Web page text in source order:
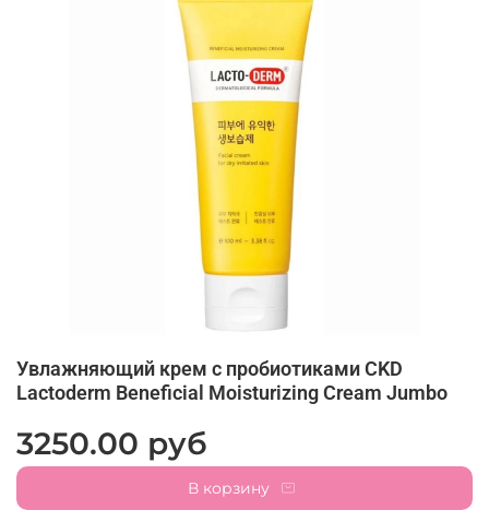
Увлажняющий крем с пробиотиками CKD
Lactoderm Beneficial Moisturizing Cream Jumbo
3250.00 руб
В корзину